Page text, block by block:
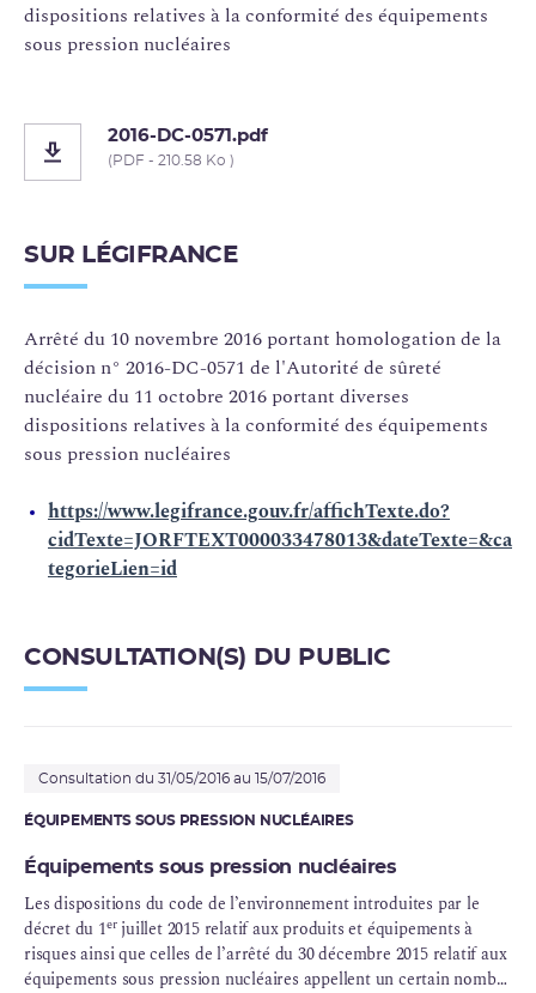
dispositions relatives à la conformité des équipements
sous pression nucléaires
2016-DC-0571.pdf
(PDF - 210.58 Ko )
SUR LÉGIFRANCE
Arrêté du 10 novembre 2016 portant homologation de la
décision n° 2016-DC-0571 de l'Autorité de sûreté
nucléaire du 11 octobre 2016 portant diverses
dispositions relatives à la conformité des équipements
sous pression nucléaires
https://www.legifrance.gouv.fr/affichTexte.do?
cidTexte=JORFTEXT000033478013&dateTexte=&ca
tegorieLien=id
CONSULTATION(S) DU PUBLIC
Consultation du 31/05/2016 au 15/07/2016
ÉQUIPEMENTS SOUS PRESSION NUCLÉAIRES
Équipements sous pression nucléaires
Les dispositions du code de l’environnement introduites par le
décret du 1erjuillet 2015 relatif aux produits et équipements à
risques ainsi que celles de l’arrêté du 30 décembre 2015 relatif aux
équipements sous pression nucléaires appellent un certain nombre